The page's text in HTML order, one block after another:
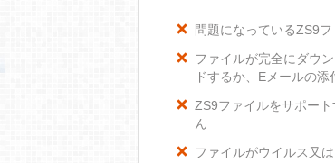
問題になっているZS9
ファイルが完全にダウ
ドするか、Eメールの
ZS9ファイルをサポー
ん
ファイルがウイルス又